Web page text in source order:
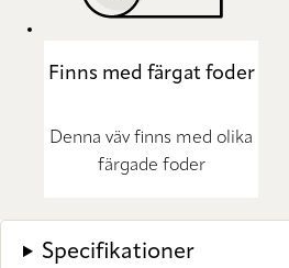
Finns med färgat foder
Denna väv finns med olika
färgade foder
Specifikationer